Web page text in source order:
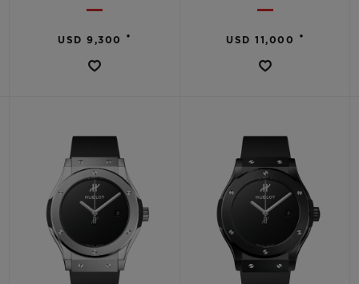
USD 9,300 • USD 11,000 •
안전한 결제
연락처